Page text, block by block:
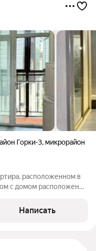
Горки-3, микрорайон
расположенном в
с домом расположены
территорией.
Написать